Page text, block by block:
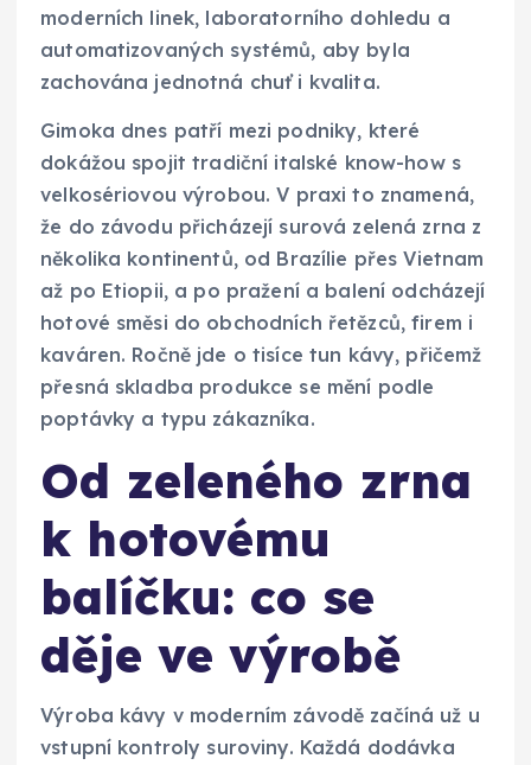
moderních linek, laboratorního dohledu a
automatizovaných systémů, aby byla
zachována jednotná chuť i kvalita.
Gimoka dnes patří mezi podniky, které
dokážou spojit tradiční italské know-how s
velkosériovou výrobou. V praxi to znamená,
že do závodu přicházejí surová zelená zrna z
několika kontinentů, od Brazílie přes Vietnam
až po Etiopii, a po pražení a balení odcházejí
hotové směsi do obchodních řetězců, firem i
kaváren. Ročně jde o tisíce tun kávy, přičemž
přesná skladba produkce se mění podle
poptávky a typu zákazníka.
Od zeleného zrna
k hotovému
balíčku: co se
děje ve výrobě
Výroba kávy v moderním závodě začíná už u
vstupní kontroly suroviny. Každá dodávka